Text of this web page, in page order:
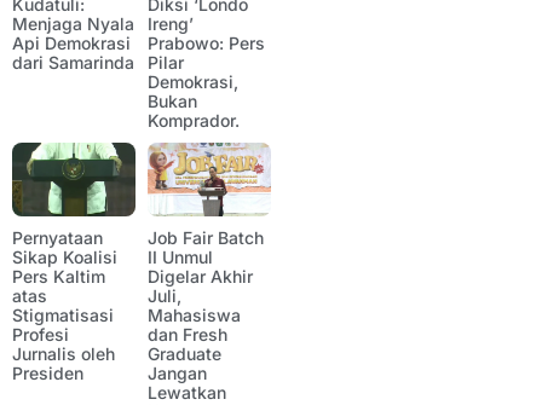
Kudatuli:
Menjaga Nyala
Api Demokrasi
dari Samarinda
Diksi ‘Londo
Ireng’
Prabowo: Pers
Pilar
Demokrasi,
Bukan
Komprador.
Pernyataan
Sikap Koalisi
Pers Kaltim
atas
Stigmatisasi
Profesi
Jurnalis oleh
Presiden
Job Fair Batch
II Unmul
Digelar Akhir
Juli,
Mahasiswa
dan Fresh
Graduate
Jangan
Lewatkan